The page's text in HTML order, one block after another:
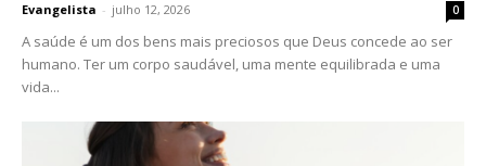
Evangelista - julho 12, 2026 0
A saúde é um dos bens mais preciosos que Deus concede ao ser
humano. Ter um corpo saudável, uma mente equilibrada e uma
vida...